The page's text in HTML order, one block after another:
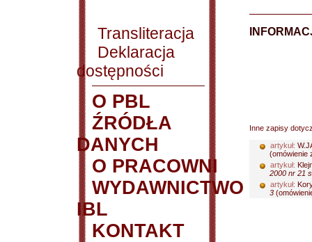
Transliteracja
Deklaracja
dostępności
O PBL
ŹRÓDŁA
DANYCH
O PRACOWNI
WYDAWNICTWO
IBL
KONTAKT
Inne zapisy
artykuł:
(omówienie
artykuł:
2000 nr 21
artykuł:
3